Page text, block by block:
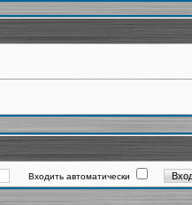
Входить автоматически